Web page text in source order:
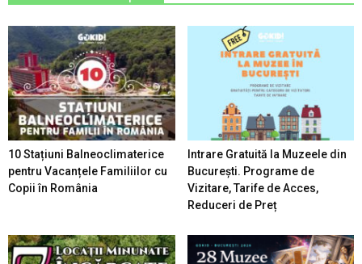
10 Stațiuni Balneoclimaterice
pentru Vacanțele Familiilor cu
Copii în România
Intrare Gratuită la Muzeele din
București. Programe de
Vizitare, Tarife de Acces,
Reduceri de Preț